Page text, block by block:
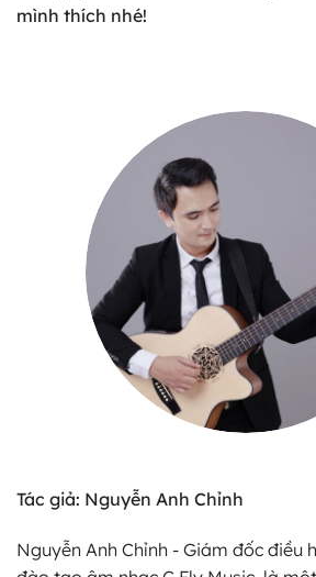
mình thích nhé!
Tác giả: Nguyễn Anh Chỉnh
Nguyễn Anh Chỉnh - Giám đốc điều